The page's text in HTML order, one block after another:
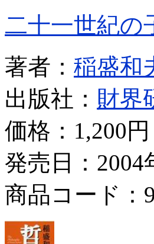
二十一世紀の
著者： 稲盛和
出版社： 財界
価格： 1,200円
発売日：2004
商品コード：